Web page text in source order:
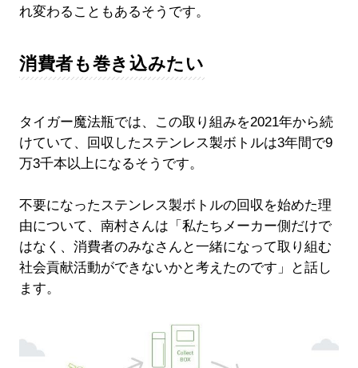
れ変わることもあるそうです。
消費者も巻き込みたい
タイガー魔法瓶では、この取り組みを2021年から続
けていて、回収したステンレス製ボトルは3年間で9
万3千本以上になるそうです。
不要になったステンレス製ボトルの回収を始めた理
由について、南村さんは「私たちメーカー側だけで
はなく、消費者のみなさんと一緒になって取り組む
社会貢献活動ができないかと考えたのです」と話し
ます。